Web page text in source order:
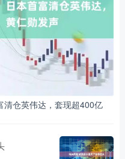
清仓英伟达，套现超400亿